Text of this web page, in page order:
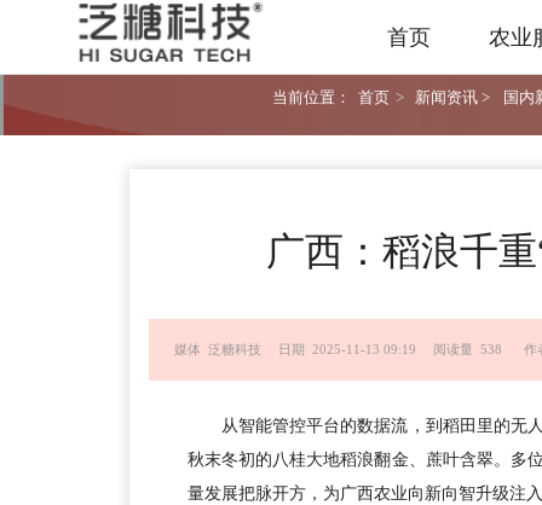
首页 农业
当前位置： 首页 > 新闻资讯 > 国内
广西：稻浪千
媒体 泛糖科技 日期 2025-11-13 09:19 阅读量 538 作
从智能管控平台的数据流，到稻田里的
秋末冬初的八桂大地稻浪翻金、蔗叶含翠。多
量发展把脉开方，为广西农业向新向智升级注